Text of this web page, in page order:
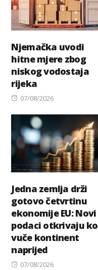
Njemačka uvodi
hitne mjere zbog
niskog vodostaja
rijeka
Posted
07/08/2026
Jedna zemlja drži
gotovo četvrtinu
ekonomije EU: Novi
podaci otkrivaju ko
vuče kontinent
naprijed
Posted
07/08/2026